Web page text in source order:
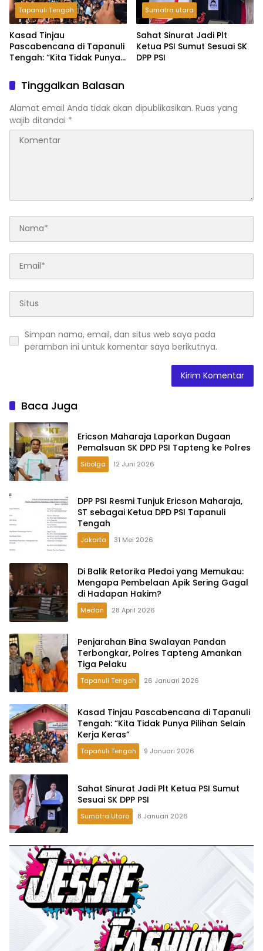
Tapanuli Tengah
Kasad Tinjau
Pascabencana di Tapanuli
Tengah: “Kita Tidak Punya
Sumatra utara
Sahat Sinurat Jadi Plt
Ketua PSI Sumut Sesuai SK
DPP PSI
Tinggalkan Balasan
Alamat email Anda tidak akan dipublikasikan. Ruas yang
wajib ditandai *
Simpan nama, email, dan situs web saya pada
peramban ini untuk komentar saya berikutnya.
Baca Juga
Ericson Maharaja Laporkan Dugaan
Pemalsuan SK DPD PSI Tapteng ke Polres
Sibolga 12 Juni 2026
DPP PSI Resmi Tunjuk Ericson Maharaja,
ST sebagai Ketua DPD PSI Tapanuli
Tengah
Jakarta 31 Mei 2026
Di Balik Retorika Pledoi yang Memukau:
Mengapa Pembelaan Apik Sering Gagal
di Hadapan Hakim?
Medan 28 April 2026
Penjarahan Bina Swalayan Pandan
Terbongkar, Polres Tapteng Amankan
Tiga Pelaku
Tapanuli Tengah 26 Januari 2026
Kasad Tinjau Pascabencana di Tapanuli
Tengah: “Kita Tidak Punya Pilihan Selain
Kerja Keras”
Tapanuli Tengah 9 Januari 2026
Sahat Sinurat Jadi Plt Ketua PSI Sumut
Sesuai SK DPP PSI
Sumatra Utara 8 Januari 2026